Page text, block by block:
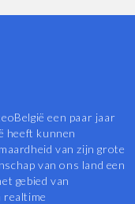
een paar jaar
heeft kunnen
van zijn grote
van ons land een
gebied van
realtime